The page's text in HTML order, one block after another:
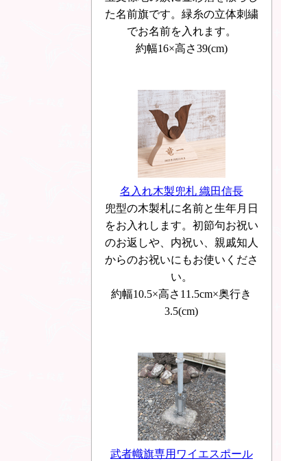
た名前旗です。緑糸の立体刺繍
でお名前を入れます。
約幅16×高さ39(cm)
名入れ木製兜札 織田信長
兜型の木製札に名前と生年月日
をお入れします。初節句お祝い
のお返しや、内祝い、親戚知人
からのお祝いにもお使いくださ
い。
約幅10.5×高さ11.5cm×奥行き
3.5(cm)
武者幟旗専用ワイエスポール